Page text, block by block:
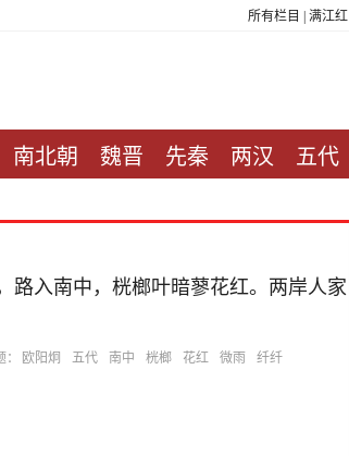
所有栏目 满江红
南北朝 魏晋 先秦 两汉 五代
路入南中，桄榔叶暗蓼花红。两岸人家
： 欧阳炯 五代 南中 桄榔 花红 微雨 纤纤